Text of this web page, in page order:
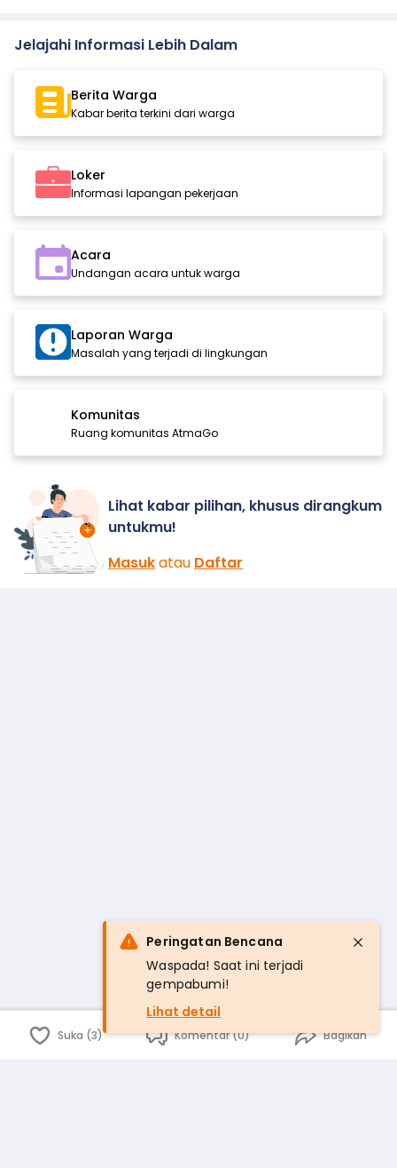
Jelajahi Informasi Lebih Dalam
Berita Warga
Kabar berita terkini dari warga
Loker
Informasi lapangan pekerjaan
Acara
Undangan acara untuk warga
Laporan Warga
Masalah yang terjadi di lingkungan
Komunitas
Ruang komunitas AtmaGo
Lihat kabar pilihan, khusus dirangkum
untukmu!
Masukatau Daftar
Suka (3) Komentar (0) Bagikan
Peringatan Bencana
Waspada! Saat ini terjadi
gempabumi!
Lihat detail